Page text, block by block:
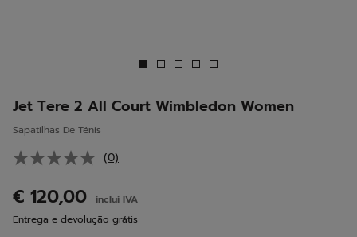
Jet Tere 2 All Court Wimbledon Women
Sapatilhas De Ténis
Sem
classificação.
Link
para
(0)
€ 120,00
inclui IVA
Entrega e devolução grátis